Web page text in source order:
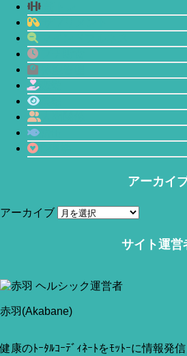
アーカイ
アーカイブ
サイト運営
赤羽(Akabane)
健康のﾄｰﾀﾙｺｰﾃﾞｨﾈｰﾄをﾓｯﾄｰに情報発
赤羽(Akabane)
今回は「お昼寝で血圧が改善?!」と